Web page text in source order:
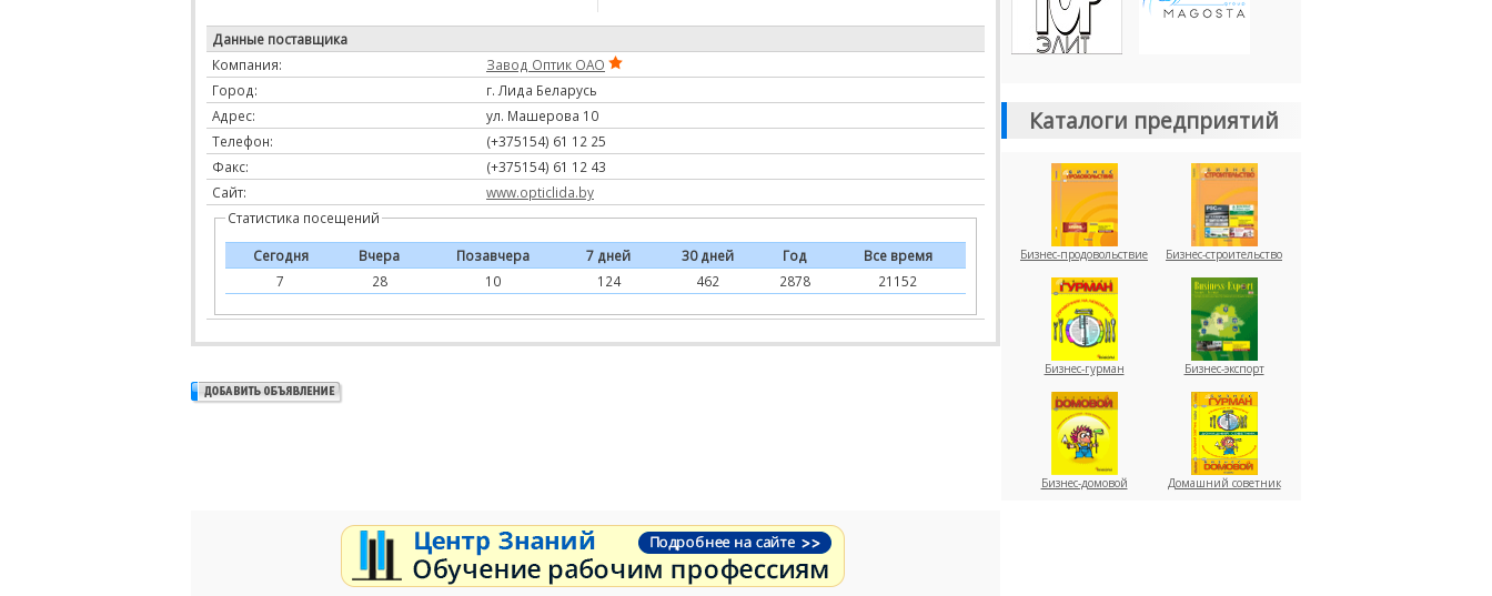
Данные поставщика
Компания:
Завод Оптик ОАО
Город:
г. Лида Беларусь
Адрес:
ул. Машерова 10
Телефон:
(+375154) 61 12 25
Факс:
(+375154) 61 12 43
Сайт:
www.opticlida.by
Статистика посещений
Сегодня Вчера Позавчера 7 дней 30 дней Год
Все время
7
28 10 124 462 2878 21152
Каталоги предприятий
Бизнес-продовольствие Бизнес-строительство
Бизнес-гурман Бизнес-экспорт
Бизнес-домовой Домашний советник